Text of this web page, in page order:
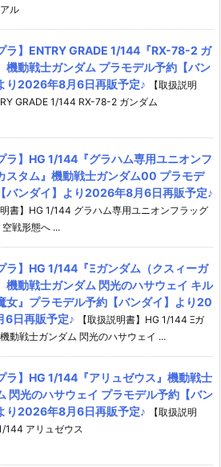
ル
ラ】ENTRY GRADE 1/144『RX-78-2 ガ
機動戦士ガンダム プラモデル予約【バン
り2026年8月6日再販予定♪
【取扱説明
GRADE 1/144 RX-78-2 ガンダム
ラ】HG 1/144『グラハム専用ユニオンフ
スタム』機動戦士ガンダム00 プラモデ
バンダイ】より2026年8月6日再販予定♪
明書】HG 1/144 グラハム専用ユニオンフラッグ
戦形態へ ...
ラ】HG 1/144『Ξガンダム（クスィーガ
機動戦士ガンダム 閃光のハサウェイ キル
女』プラモデル予約【バンダイ】より20
6日再販予定♪
【取扱説明書】HG 1/144 Ξガ
動戦士ガンダム 閃光のハサウェイ ...
ラ】HG 1/144『アリュゼウス』機動戦士
閃光のハサウェイ プラモデル予約【バン
り2026年8月6日再販予定♪
【取扱説明
144 アリュゼウス